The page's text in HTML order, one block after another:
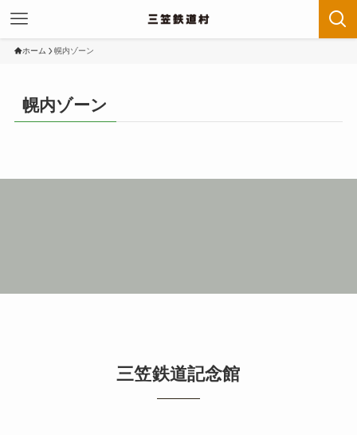
ホーム 幌内ゾーン
幌内ゾーン
三笠鉄道記念館